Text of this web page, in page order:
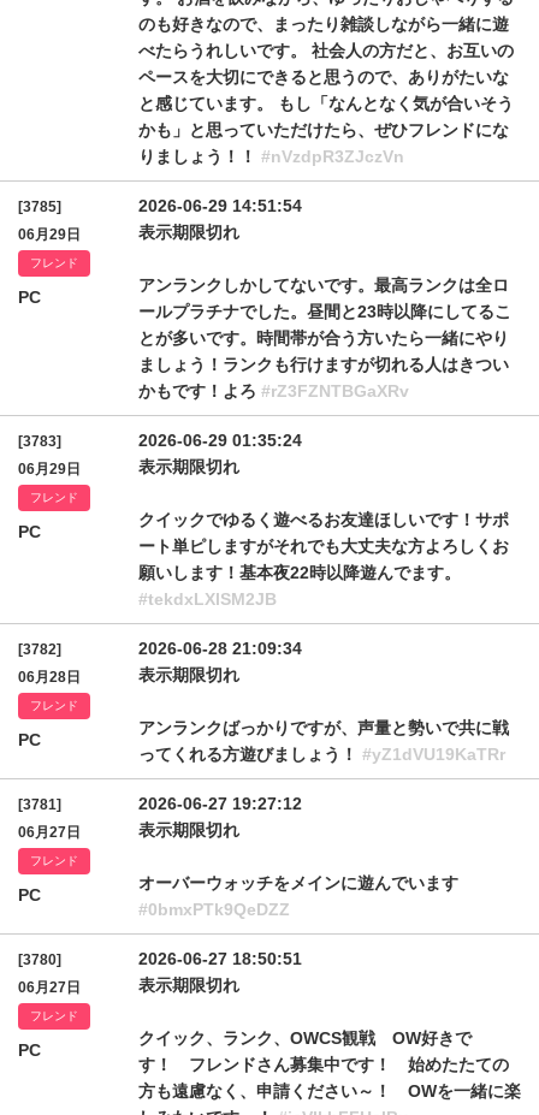
のも好きなので、まったり雑談しながら一緒に遊
べたらうれしいです。 社会人の方だと、お互いの
ペースを大切にできると思うので、ありがたいな
と感じています。 もし「なんとなく気が合いそう
かも」と思っていただけたら、ぜひフレンドにな
りましょう！！ #nVzdpR3ZJczVn
[3785]
06月29日
フレンド
PC
2026-06-29 14:51:54
表示期限切れ
アンランクしかしてないです。最高ランクは全ロ
ールプラチナでした。昼間と23時以降にしてるこ
とが多いです。時間帯が合う方いたら一緒にやり
ましょう！ランクも行けますが切れる人はきつい
かもです！よろ #rZ3FZNTBGaXRv
[3783]
06月29日
フレンド
PC
2026-06-29 01:35:24
表示期限切れ
クイックでゆるく遊べるお友達ほしいです！サポ
ート単ピしますがそれでも大丈夫な方よろしくお
願いします！基本夜22時以降遊んでます。
#tekdxLXlSM2JB
[3782]
06月28日
フレンド
PC
2026-06-28 21:09:34
表示期限切れ
アンランクばっかりですが、声量と勢いで共に戦
ってくれる方遊びましょう！ #yZ1dVU19KaTRr
[3781]
06月27日
フレンド
PC
2026-06-27 19:27:12
表示期限切れ
オーバーウォッチをメインに遊んでいます
#0bmxPTk9QeDZZ
[3780]
06月27日
フレンド
PC
2026-06-27 18:50:51
表示期限切れ
クイック、ランク、OWCS観戦 OW好きで
す！ フレンドさん募集中です！ 始めたたての
方も遠慮なく、申請ください～！ OWを一緒に楽